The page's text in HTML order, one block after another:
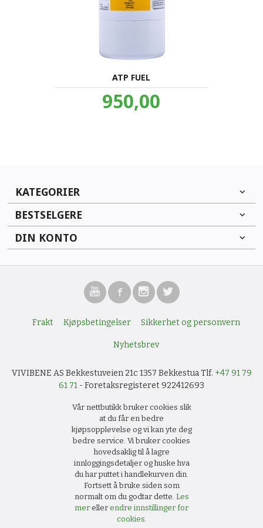
ATP FUEL
Pris
950,00
KATEGORIER
BESTSELGERE
DIN KONTO
Frakt Kjøpsbetingelser Sikkerhet og personvern
Nyhetsbrev
VIVIBENE AS Bekkestuveien 21c 1357 Bekkestua Tlf. +47 91 79
61 71 - Foretaksregisteret 922412693
Vår nettbutikk bruker cookies slik
at du får en bedre
kjøpsopplevelse og vi kan yte deg
bedre service. Vi bruker cookies
hovedsaklig til å lagre
innloggingsdetaljer og huske hva
du har puttet i handlekurven din.
Fortsett å bruke siden som
normalt om du godtar dette. Les
mer eller endre innstillinger for
cookies.